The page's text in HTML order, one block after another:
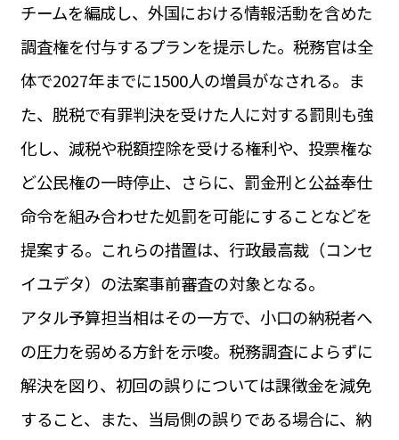
#フランスの教育制度
#アプリ
#いざという時に
#カルカッソンヌ Carcassonne
#サステナブル
#フランス生活
#レシピ #ビューティー
#コスメ
#アルザス地方
#フランスの地方 #フロマージュ
#おでかけ
チームを編成し、外国における情報活動を含めた
調査権を付与するプランを提示した。税務官は全
体で2027年までに1500人の増員がなされる。ま
た、脱税で有罪判決を受けた人に対する罰則も強
化し、減税や税額控除を受ける権利や、投票権な
ど公民権の一時停止、さらに、罰金刑と公益奉仕
命令を組み合わせた処罰を可能にすることなどを
提案する。これらの措置は、行政最高裁（コンセ
イユデタ）の法案事前審査の対象となる。
アタル予算担当相はその一方で、小口の納税者へ
の圧力を弱める方針を示唆。税務調査によらずに
解決を図り、初回の誤りについては課徴金を減免
すること、また、当局側の誤りである場合に、納